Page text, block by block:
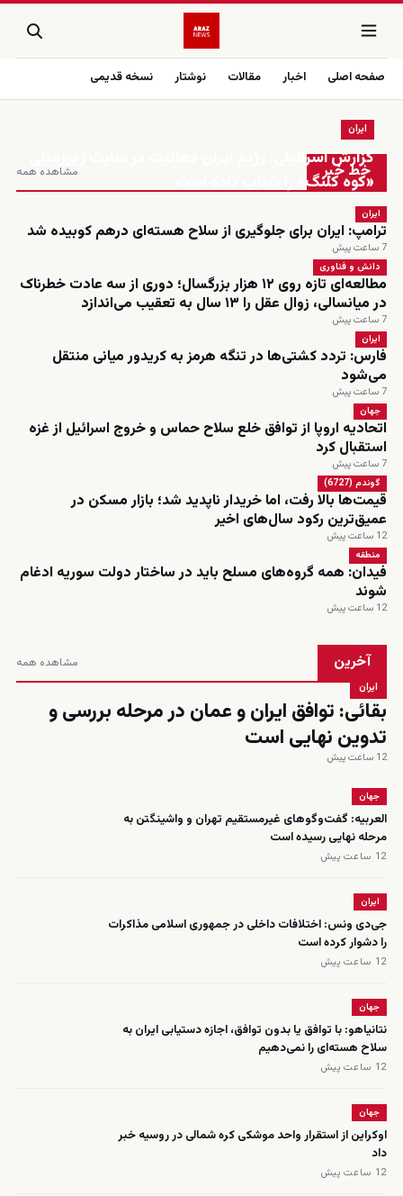
صفحه اصلی اخبار مقالات نوشتار نسخه قدیمی
زنده
خط خبر مشاهده همه
ایران
گزارش اسرائیلی: رژیم ایران فعالیت در سایت زیرزمینی
«کوه کلنگ» را شتاب داده است
ایران
ترامپ: ایران برای جلوگیری از سلاح هسته‌ای درهم کوبیده شد
7 ساعت پیش
دانش و فناوری
مطالعه‌ای تازه روی ۱۲ هزار بزرگسال؛ دوری از سه عادت خطرناک
در میانسالی، زوال عقل را ۱۳ سال به تعقیب می‌اندازد
7 ساعت پیش
ایران
فارس: تردد کشتی‌ها در تنگه هرمز به کریدور میانی منتقل
می‌شود
7 ساعت پیش
جهان
اتحادیه اروپا از توافق خلع سلاح حماس و خروج اسرائیل از غزه
استقبال کرد
7 ساعت پیش
گوندم (6727)
قیمت‌ها بالا رفت، اما خریدار ناپدید شد؛ بازار مسکن در
عمیق‌ترین رکود سال‌های اخیر
12 ساعت پیش
منطقه
فیدان: همه گروه‌های مسلح باید در ساختار دولت سوریه ادغام
شوند
12 ساعت پیش
آخرین مشاهده همه
ایران
بقائی: توافق ایران و عمان در مرحله بررسی و
تدوین نهایی است
12 ساعت پیش
جهان
العربیه: گفت‌وگوهای غیرمستقیم تهران و واشینگتن به
مرحله نهایی رسیده است
12 ساعت پیش
ایران
جی‌دی ونس: اختلافات داخلی در جمهوری اسلامی مذاکرات
را دشوار کرده است
12 ساعت پیش
جهان
نتانیاهو: با توافق یا بدون توافق، اجازه دستیابی ایران به
سلاح هسته‌ای را نمی‌دهیم
12 ساعت پیش
جهان
اوکراین از استقرار واحد موشکی کره شمالی در روسیه خبر
داد
12 ساعت پیش